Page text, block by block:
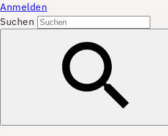
Anmelden
Suchen